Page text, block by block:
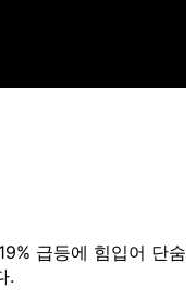
급등에 힘입어 단숨
.